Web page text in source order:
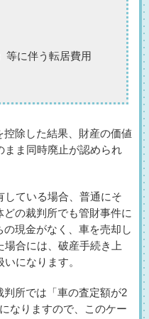
等に伴う転居費用
控除した結果、財産の価値
まま同時廃止が認められ
している場合、普通にそ
の裁判所でも管財事件に
現金がなく、車を売却し
合には、破産手続き上
になります。
所では「車の査定額が2
なりますので、このケー